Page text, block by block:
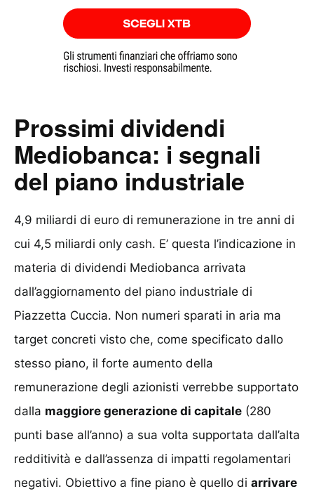
Prossimi dividendi
Mediobanca: i segnali
del piano industriale
4,9 miliardi di euro di remunerazione in tre anni di
cui 4,5 miliardi only cash. E’ questa l’indicazione in
materia di dividendi Mediobanca arrivata
dall’aggiornamento del piano industriale di
Piazzetta Cuccia. Non numeri sparati in aria ma
target concreti visto che, come specificato dallo
stesso piano, il forte aumento della
remunerazione degli azionisti verrebbe supportato
dalla maggiore generazione di capitale (280
punti base all’anno) a sua volta supportata dall’alta
redditività e dall’assenza di impatti regolamentari
negativi. Obiettivo a fine piano è quello di arrivare